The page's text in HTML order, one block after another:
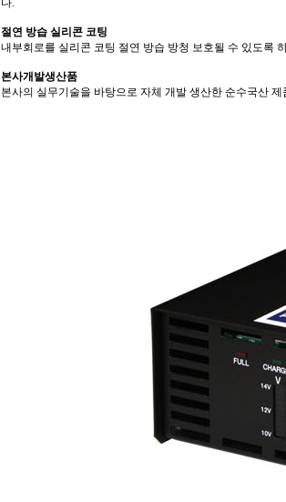
다.
절연 방습 실리콘 코팅
내부회로를 실리콘 코팅 절연 방습 방청 보호될 수 있도록
본사개발생산품
본사의 실무기술을 바탕으로 자체 개발 생산한 순수국산